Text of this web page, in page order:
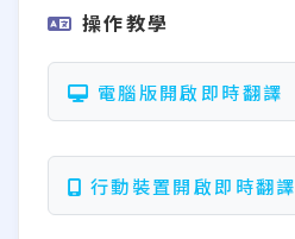
操作教學
電腦版開啟即時翻譯
行動裝置開啟即時翻譯